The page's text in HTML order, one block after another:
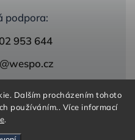
Dalším procházením tohoto
používáním.. Více informací
.
podpora:
953 644